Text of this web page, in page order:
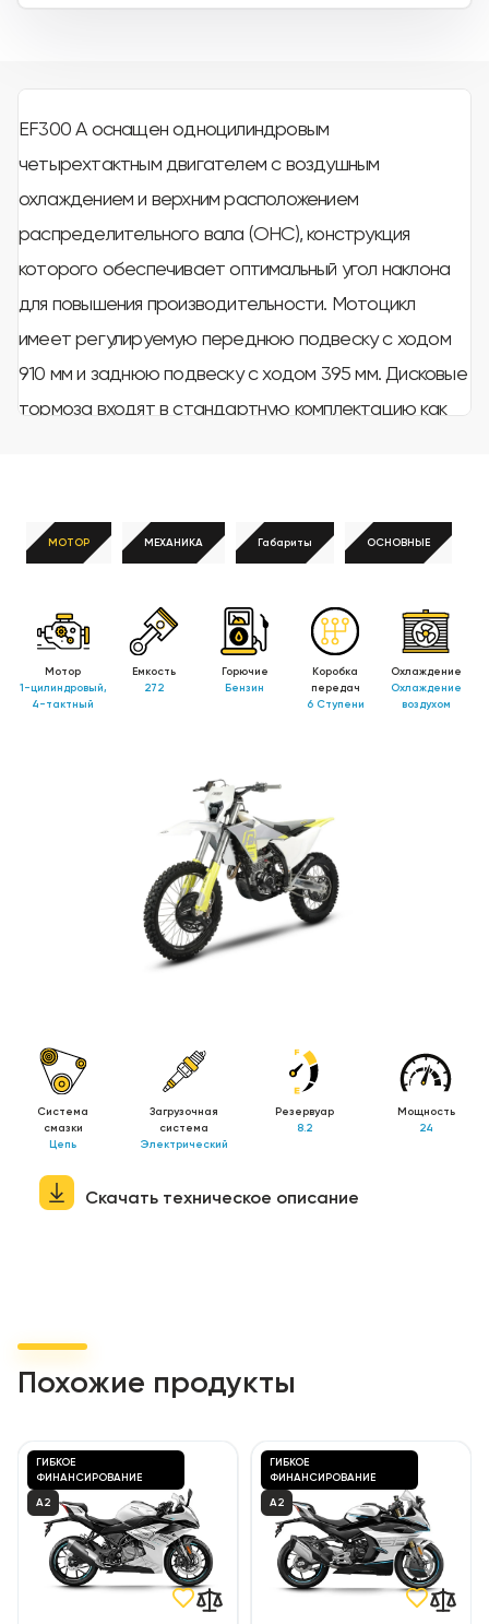
EF300 A оснащен одноцилиндровым
четырехтактным двигателем с воздушным
охлаждением и верхним расположением
распределительного вала (OHC), конструкция
которого обеспечивает оптимальный угол наклона
для повышения производительности. Мотоцикл
имеет регулируемую переднюю подвеску с ходом
910 мм и заднюю подвеску с ходом 395 мм. Дисковые
тормоза входят в стандартную комплектацию как
МОТОР МЕХАНИКА Габариты ОСНОВНЫЕ
Мотор
1-цилиндровый,
4-тактный
Емкость
272
Горючие
Бензин
Коробка
передач
6 Ступени
Охлаждение
Охлаждение
воздухом
Система
смазки
Цепь
Загрузочная
система
Электрический
Резервуар
8.2
Мощность
24
Скачать техническое описание
Похожие продукты
ГИБКОЕ
ФИНАНСИРОВАНИЕ
A2
ГИБКОЕ
ФИНАНСИРОВАНИЕ
A2